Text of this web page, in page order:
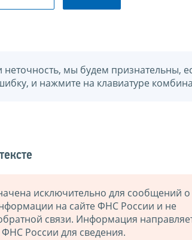
неточность, мы будем признательны,
и нажмите на клавиатуре
исключительно для сообщений о
на сайте ФНС России и не
связи. Информация
ФНС России для сведения.